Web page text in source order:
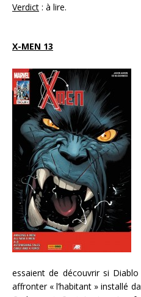
Verdict : à lire.
X-MEN 13
essaient de découvrir si
affronter « l’habitant » installé